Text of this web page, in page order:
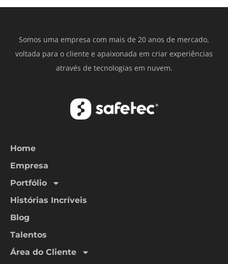
Somos uma empresa com mais de 20 anos de mercado,
voltada para o cliente e apaixonada em criar experiências
através de tecnologias em nuvem.
Home
Empresa
Portfólio
Histórias Incríveis
Blog
Talentos
Área do Cliente